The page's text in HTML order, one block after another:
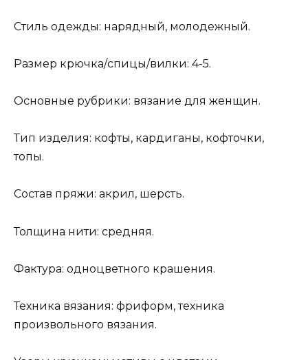
Стиль одежды: нарядный, молодежный.
Размер крючка/спицы/вилки: 4-5.
Основные рубрики: вязание для женщин.
Тип изделия: кофты, кардиганы, кофточки,
топы.
Состав пряжи: акрил, шерсть.
Толщина нити: средняя.
Фактура: одноцветного крашения.
Техника вязания: фриформ, техника
произвольного вязания.